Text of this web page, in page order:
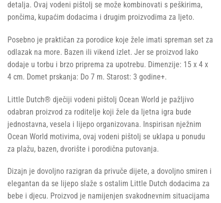
detalja. Ovaj vodeni pištolj se može kombinovati s peškirima,
pončima, kupaćim dodacima i drugim proizvodima za ljeto.
Posebno je praktičan za porodice koje žele imati spreman set za
odlazak na more. Bazen ili vikend izlet. Jer se proizvod lako
dodaje u torbu i brzo priprema za upotrebu. Dimenzije: 15 x 4 x
4 cm. Domet prskanja: Do 7 m. Starost: 3 godine+.
Little Dutch® dječiji vodeni pištolj Ocean World je pažljivo
odabran proizvod za roditelje koji žele da ljetna igra bude
jednostavna, vesela i lijepo organizovana. Inspirisan nježnim
Ocean World motivima, ovaj vodeni pištolj se uklapa u ponudu
za plažu, bazen, dvorište i porodična putovanja.
Dizajn je dovoljno razigran da privuče dijete, a dovoljno smiren i
elegantan da se lijepo slaže s ostalim Little Dutch dodacima za
bebe i djecu. Proizvod je namijenjen svakodnevnim situacijama